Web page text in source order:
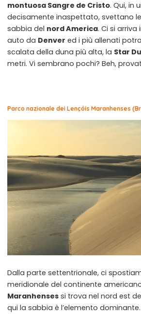
montuosa Sangre de Cristo. Qui, in
decisamente inaspettato, svettano
sabbia del nord America. Ci si arriva
auto da Denver ed i più allenati
scalata della duna più alta, la Star
metri. Vi sembrano pochi? Beh,
Parco nazionale dei Lençóis Maranhenses
Dalla parte settentrionale, ci
meridionale del continente
Maranhenses si trova nel nord est
qui la sabbia è l’elemento